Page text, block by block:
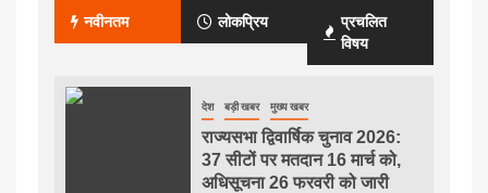
नवीनतम लोकप्रिय
प्रचलित
विषय
देश बड़ी खबर मुख्य खबर
राज्यसभा द्विवार्षिक चुनाव 2026:
37 सीटों पर मतदान 16 मार्च को,
अधिसूचना 26 फरवरी को जारी